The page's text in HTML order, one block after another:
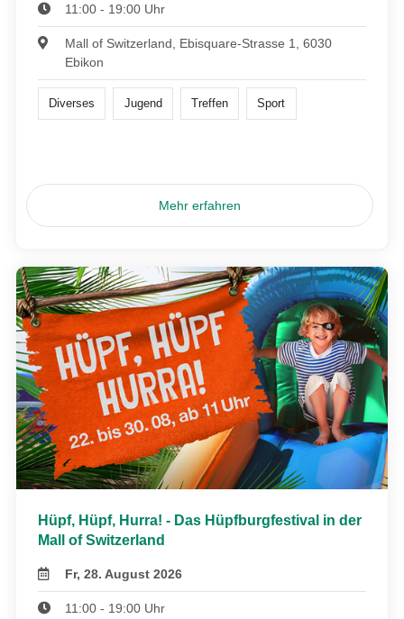
11:00 - 19:00 Uhr
Mall of Switzerland, Ebisquare-Strasse 1, 6030
Ebikon
Diverses Jugend Treffen Sport
Mehr erfahren
Hüpf, Hüpf, Hurra! - Das Hüpfburgfestival in der
Mall of Switzerland
Fr, 28. August 2026
11:00 - 19:00 Uhr